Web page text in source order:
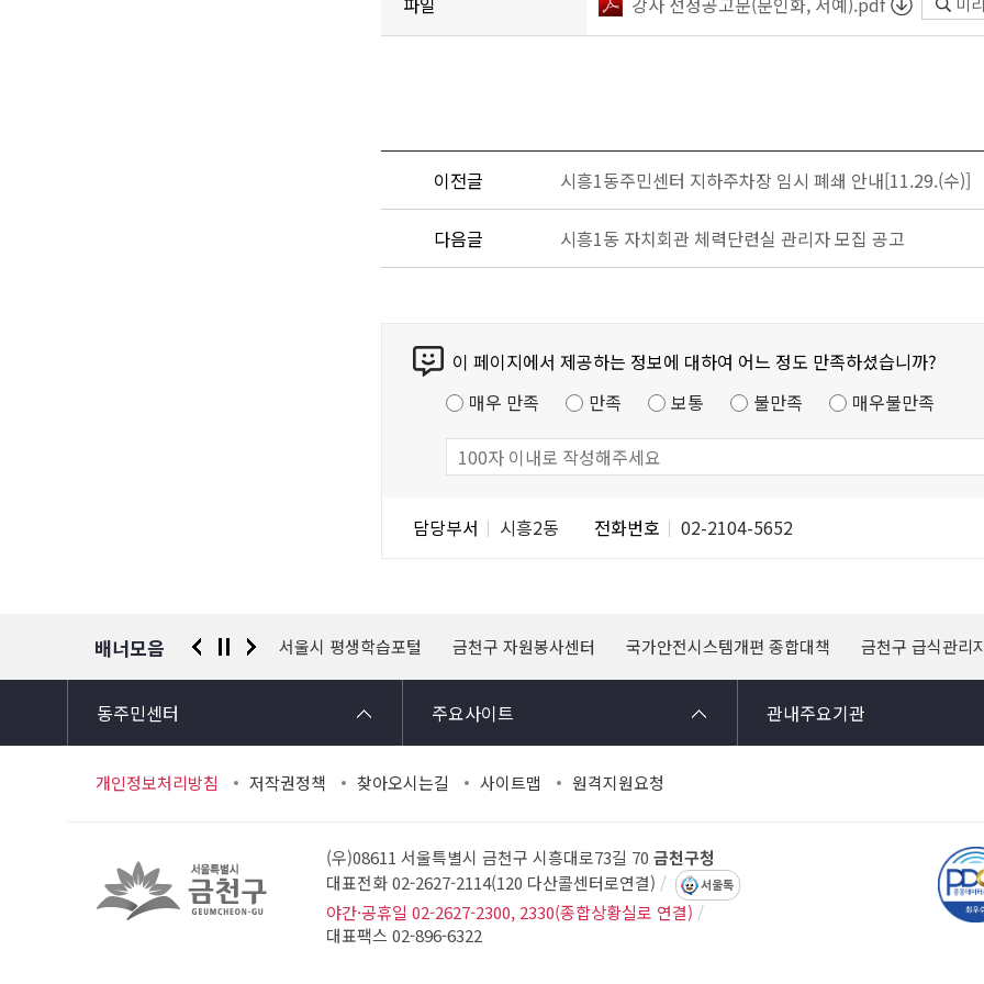
이전글 시흥1동주민센터 지하주차장 임시 폐쇄 안내[11.29.(수)]
다음글 시흥1동 자치회관 체력단련실 관리자 모집 공고
이 페이지에서 제공하는 정보에 대하여 어느 정도 만족하셨습니까?
매우 만족
만족 보통 불만족 매우불만족
담당부서 시흥2동 전화번호 02-2104-5652
배너모음
경찰청 유실물 통합포털 서울시 평생학습포털 금천구 자원봉사센터 국가안전시스템개편 종합대책 금천구 급식관리
동주민센터 주요사이트 관내주요기관
개인정보처리방침 저작권정책 찾아오시는길 사이트맵 원격지원요청
(우)08611 서울특별시 금천구 시흥대로73길 70 금천구청
대표전화 02-2627-2114(120 다산콜센터로연결) 서울톡
야간·공휴일 02-2627-2300, 2330(종합상황실로 연결)
대표팩스 02-896-6322